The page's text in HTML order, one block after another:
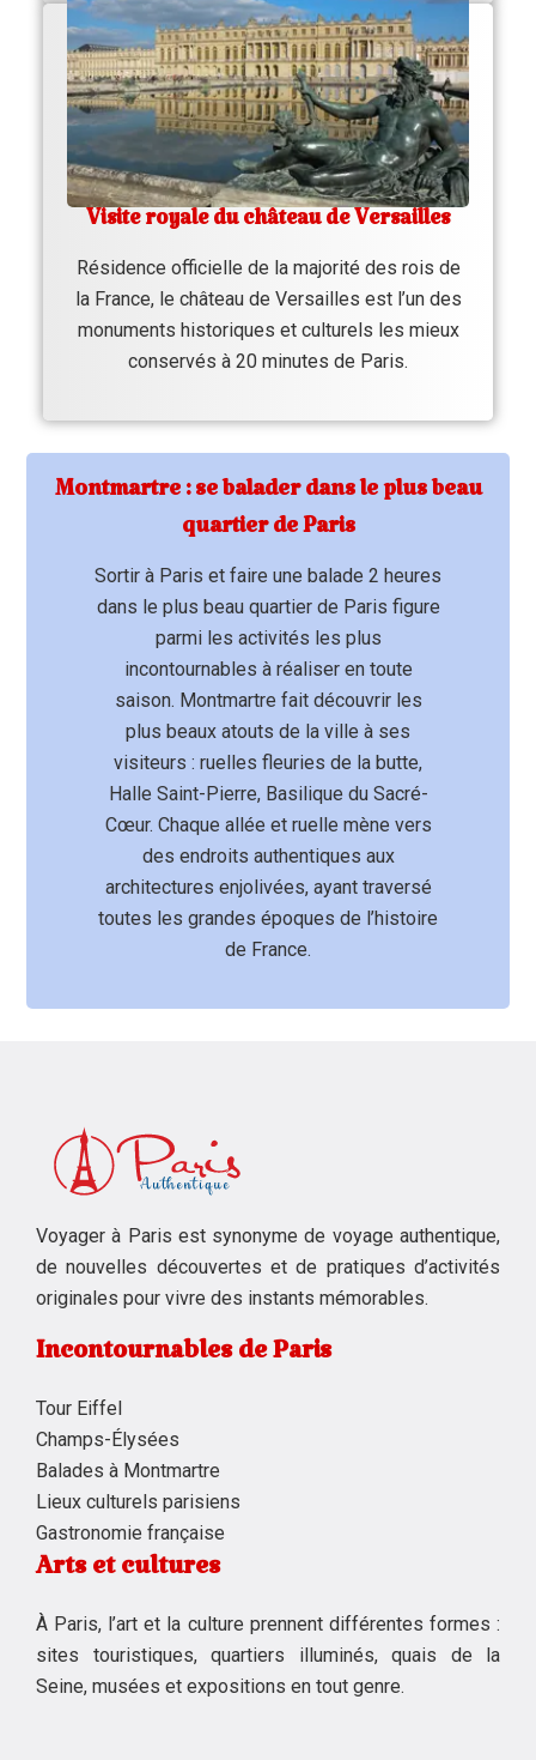
Visite royale du château de Versailles
Résidence officielle de la majorité des rois de
la France, le château de Versailles est l’un des
monuments historiques et culturels les mieux
conservés à 20 minutes de Paris.
Montmartre : se balader dans le plus beau
quartier de Paris
Sortir à Paris et faire une balade 2 heures
dans le plus beau quartier de Paris figure
parmi les activités les plus
incontournables à réaliser en toute
saison. Montmartre fait découvrir les
plus beaux atouts de la ville à ses
visiteurs : ruelles fleuries de la butte,
Halle Saint-Pierre, Basilique du Sacré-
Cœur. Chaque allée et ruelle mène vers
des endroits authentiques aux
architectures enjolivées, ayant traversé
toutes les grandes époques de l’histoire
de France.
Voyager à Paris est synonyme de voyage authentique,
de nouvelles découvertes et de pratiques d’activités
originales pour vivre des instants mémorables.
Incontournables de Paris
Tour Eiffel
Champs-Élysées
Balades à Montmartre
Lieux culturels parisiens
Gastronomie française
Arts et cultures
À Paris, l’art et la culture prennent différentes formes :
sites touristiques, quartiers illuminés, quais de la
Seine, musées et expositions en tout genre.